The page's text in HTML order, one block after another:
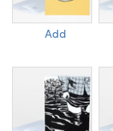
Add